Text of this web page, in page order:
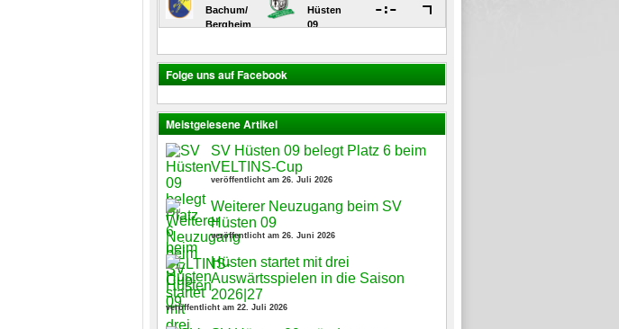
Folge uns auf Facebook
Meistgelesene Artikel
SV Hüsten 09 belegt Platz 6 beim
VELTINS-Cup
veröffentlicht am 26. Juli 2026
Weiterer Neuzugang beim SV
Hüsten 09
veröffentlicht am 26. Juni 2026
Hüsten startet mit drei
Auswärtsspielen in die Saison
2026|27
veröffentlicht am 22. Juli 2026